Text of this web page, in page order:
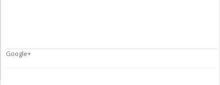
Google+